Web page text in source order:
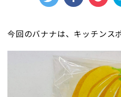
今回のバナナは、キッチンス